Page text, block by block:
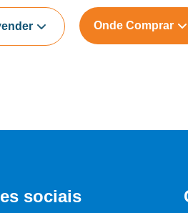
Onde Comprar
sociais